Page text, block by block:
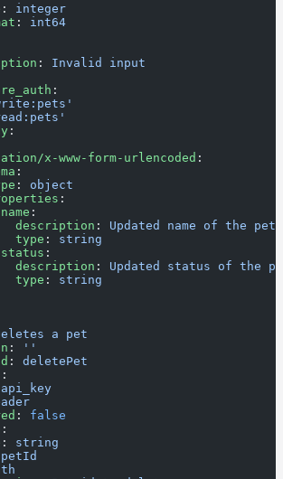
: integer
: int64
: Invalid input
:
:
x-www-form-urlencoded
:
:
: object
:
:
description
: Updated name of the pet
type
: string
:
description
: Updated status of the
type
: string
a pet
:
''
: deletePet
:
api_key
: false
:
: string
petId